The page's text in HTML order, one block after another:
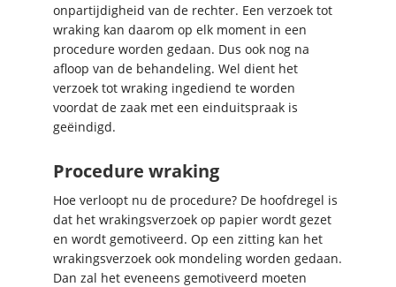
onpartijdigheid van de rechter. Een verzoek tot
wraking kan daarom op elk moment in een
procedure worden gedaan. Dus ook nog na
afloop van de behandeling. Wel dient het
verzoek tot wraking ingediend te worden
voordat de zaak met een einduitspraak is
geëindigd.
Procedure wraking
Hoe verloopt nu de procedure? De hoofdregel is
dat het wrakingsverzoek op papier wordt gezet
en wordt gemotiveerd. Op een zitting kan het
wrakingsverzoek ook mondeling worden gedaan.
Dan zal het eveneens gemotiveerd moeten